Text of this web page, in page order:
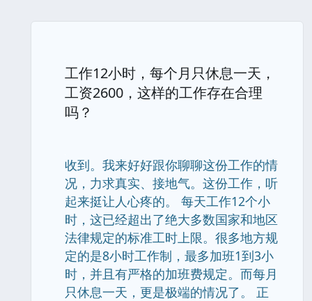
工作12小时，每个月只休息一天，
工资2600，这样的工作存在合理
吗？
收到。我来好好跟你聊聊这份工作的情
况，力求真实、接地气。这份工作，听
起来挺让人心疼的。 每天工作12个小
时，这已经超出了绝大多数国家和地区
法律规定的标准工时上限。很多地方规
定的是8小时工作制，最多加班1到3小
时，并且有严格的加班费规定。而每月
只休息一天，更是极端的情况了。 正